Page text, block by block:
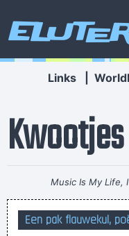
Links
Kwootjes
Music Is My Life,
Wie een
Een pak flauwekul,